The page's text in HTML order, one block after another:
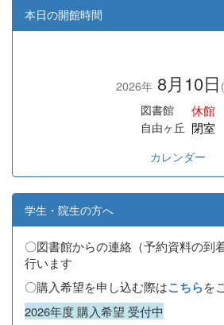
本日の開館時間
2026年 8月10日
図書館
休館
自由ヶ丘 閉室
カレンダー
学生・院生の方へ
〇図書館からの連絡（予約資料の到
行います
〇購入希望を申し込む際はこちらを
2026年度 購入希望 受付中